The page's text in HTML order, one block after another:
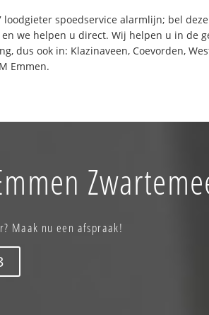
loodgieter spoedservice alarmlijn; bel
en we helpen u direct. Wij helpen u in de
dus ook in: Klazinaveen, Coevorden,
Emmen.
Maak nu een afspraak!